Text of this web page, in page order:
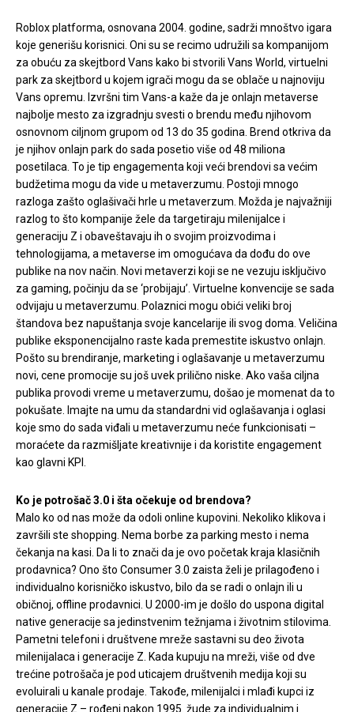
Roblox platforma, osnovana 2004. godine, sadrži mnoštvo igara
koje generišu korisnici. Oni su se recimo udružili sa kompanijom
za obuću za skejtbord Vans kako bi stvorili Vans World, virtuelni
park za skejtbord u kojem igrači mogu da se oblače u najnoviju
Vans opremu. Izvršni tim Vans-a kaže da je onlajn metaverse
najbolje mesto za izgradnju svesti o brendu među njihovom
osnovnom ciljnom grupom od 13 do 35 godina. Brend otkriva da
je njihov onlajn park do sada posetio više od 48 miliona
posetilaca. To je tip engagementa koji veći brendovi sa većim
budžetima mogu da vide u metaverzumu. Postoji mnogo
razloga zašto oglašivači hrle u metaverzum. Možda je najvažniji
razlog to što kompanije žele da targetiraju milenijalce i
generaciju Z i obaveštavaju ih o svojim proizvodima i
tehnologijama, a metaverse im omogućava da dođu do ove
publike na nov način. Novi metaverzi koji se ne vezuju isključivo
za gaming, počinju da se ‘probijaju’. Virtuelne konvencije se sada
odvijaju u metaverzumu. Polaznici mogu obići veliki broj
štandova bez napuštanja svoje kancelarije ili svog doma. Veličina
publike eksponencijalno raste kada premestite iskustvo onlajn.
Pošto su brendiranje, marketing i oglašavanje u metaverzumu
novi, cene promocije su još uvek prilično niske. Ako vaša ciljna
publika provodi vreme u metaverzumu, došao je momenat da to
pokušate. Imajte na umu da standardni vid oglašavanja i oglasi
koje smo do sada viđali u metaverzumu neće funkcionisati –
moraćete da razmišljate kreativnije i da koristite engagement
kao glavni KPI.
Ko je potrošač 3.0 i šta očekuje od brendova?
Malo ko od nas može da odoli online kupovini. Nekoliko klikova i
završili ste shopping. Nema borbe za parking mesto i nema
čekanja na kasi. Da li to znači da je ovo početak kraja klasičnih
prodavnica? Ono što Consumer 3.0 zaista želi je prilagođeno i
individualno korisničko iskustvo, bilo da se radi o onlajn ili u
običnoj, offline prodavnici. U 2000-im je došlo do uspona digital
native generacije sa jedinstvenim težnjama i životnim stilovima.
Pametni telefoni i društvene mreže sastavni su deo života
milenijalaca i generacije Z. Kada kupuju na mreži, više od dve
trećine potrošača je pod uticajem društvenih medija koji su
evoluirali u kanale prodaje. Takođe, milenijalci i mlađi kupci iz
generacije Z – rođeni nakon 1995. žude za individualnim i